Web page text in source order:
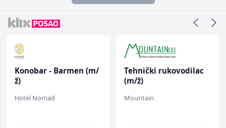
Konobar - Barmen (m/
ž)
Hotel Nomad
Tehnički rukovodilac
(m/ž)
Mountain